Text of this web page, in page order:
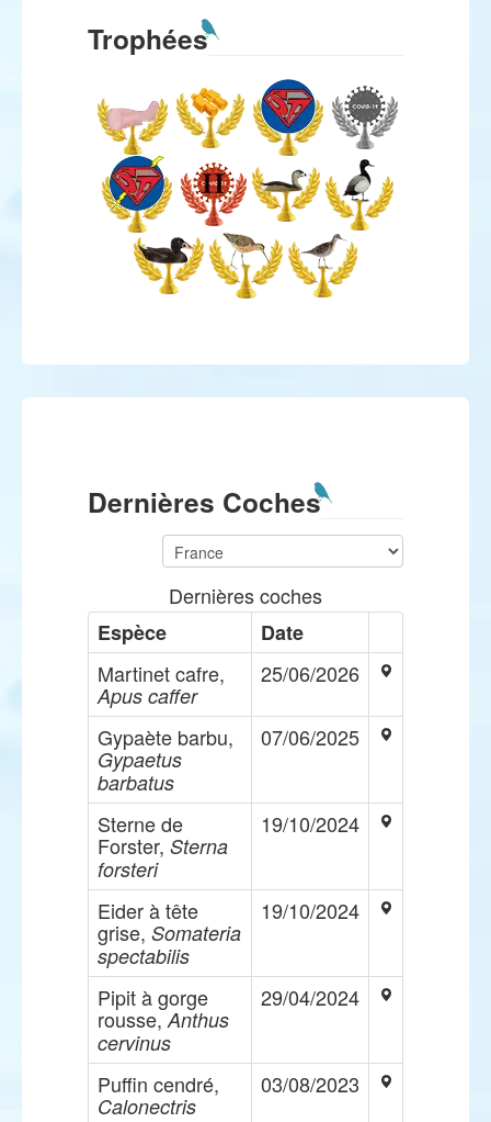
Trophées
Dernières Coches
Dernières coches
Espèce
Date
Martinet cafre,
Apus caffer
25/06/2026
Gypaète barbu,
Gypaetus
barbatus
07/06/2025
Sterne de
Forster, Sterna
forsteri
19/10/2024
Eider à tête
grise, Somateria
spectabilis
19/10/2024
Pipit à gorge
rousse,Anthus
cervinus
29/04/2024
Puffin cendré,
Calonectris
03/08/2023